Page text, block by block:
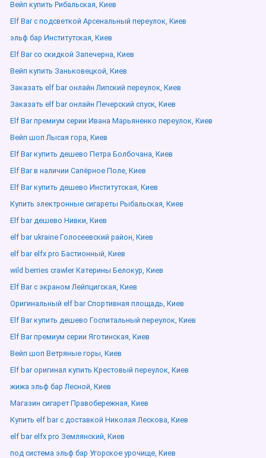
Вейп купить Рибальская, Киев
Elf Bar с подсветкой Арсенальный переулок, Киев
эльф бар Институтская, Киев
Elf Bar со скидкой Запечерна, Киев
Вейп купить Заньковецкой, Киев
Заказать elf bar онлайн Липский переулок, Киев
Заказать elf bar онлайн Печерский спуск, Киев
Elf Bar премиум серии Ивана Марьяненко переулок, Киев
Вейп шоп Лысая гора, Киев
Elf Bar купить дешево Петра Болбочана, Киев
Elf Bar в наличии Сапёрное Поле, Киев
Elf Bar купить дешево Институтская, Киев
Купить электронные сигареты Рыбальская, Киев
Elf bar дешево Нивки, Киев
elf bar ukraine Голосеевский район, Киев
elf bar elfx pro Бастионный, Киев
wild berries crawler Катерины Белокур, Киев
Elf Bar с экраном Лейпцигская, Киев
Оригинальный elf bar Спортивная площадь, Киев
Elf Bar купить дешево Госпитальный переулок, Киев
Elf Bar премиум серии Яготинская, Киев
Вейп шоп Ветряные горы, Киев
Elf bar оригинал купить Крестовый переулок, Киев
жижа эльф бар Лесной, Киев
Магазин сигарет Правобережная, Киев
Купить elf bar с доставкой Николая Лескова, Киев
elf bar elfx pro Землянский, Киев
под система эльф бар Угорское урочище, Киев